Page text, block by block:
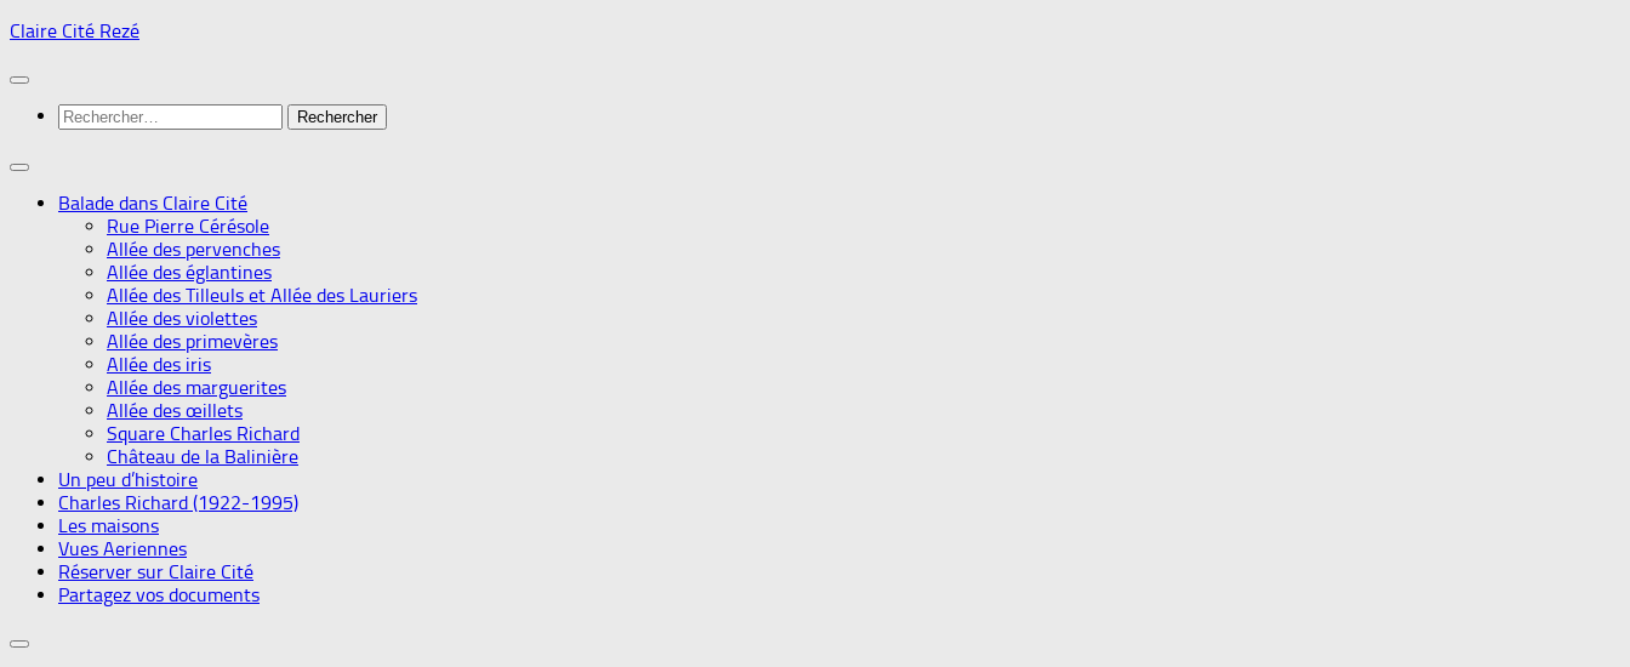
Skip
content
Claire Cité Rezé
Rechercher :
Balade dans Claire Cité
Rue Pierre Cérésole
Allée des pervenches
Allée des églantines
Allée des Tilleuls et Allée des Lauriers
Allée des violettes
Allée des primevères
Allée des iris
Allée des marguerites
Allée des œillets
Square Charles Richard
Château de la Balinière
Un peu d’histoire
Charles Richard (1922-1995)
Les maisons
Vues Aeriennes
Réserver sur Claire Cité
Partagez vos documents